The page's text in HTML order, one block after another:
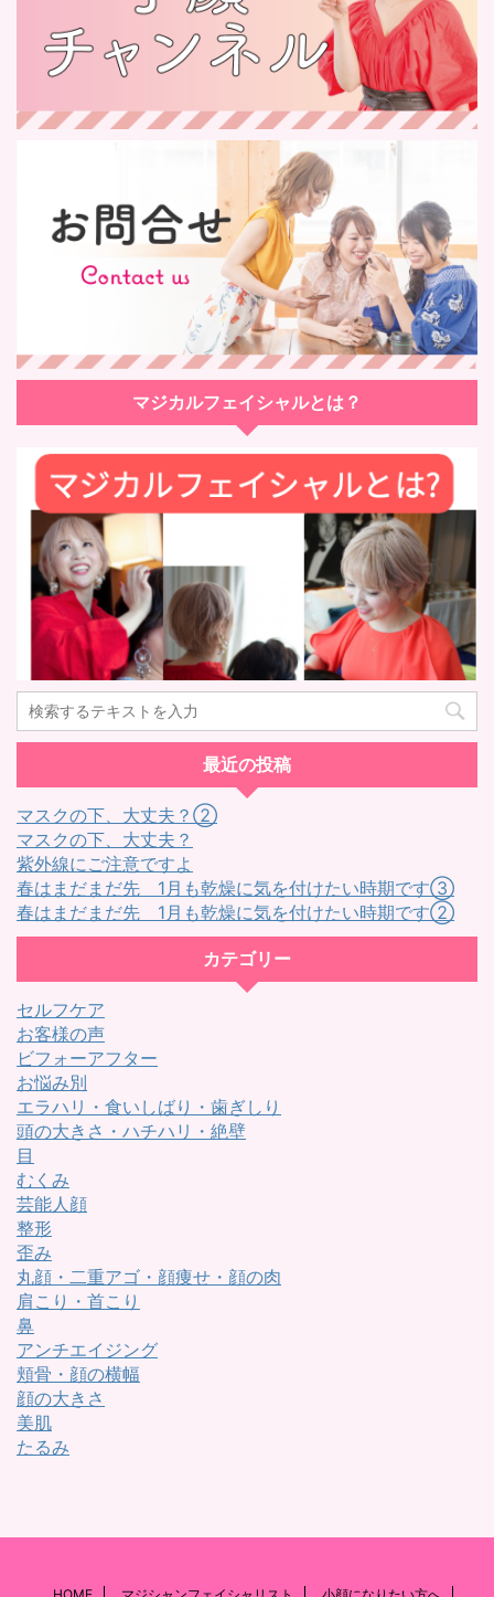
マジカルフェイシャルとは？
最近の投稿
マスクの下、大丈夫？②
マスクの下、大丈夫？
紫外線にご注意ですよ
春はまだまだ先 1月も乾燥に気を付けたい時期です③
春はまだまだ先 1月も乾燥に気を付けたい時期です②
カテゴリー
セルフケア
お客様の声
ビフォーアフター
お悩み別
エラハリ・食いしばり・歯ぎしり
頭の大きさ・ハチハリ・絶壁
目
むくみ
芸能人顔
整形
歪み
丸顔・二重アゴ・顔痩せ・顔の肉
肩こり・首こり
鼻
アンチエイジング
頬骨・顔の横幅
顔の大きさ
美肌
たるみ